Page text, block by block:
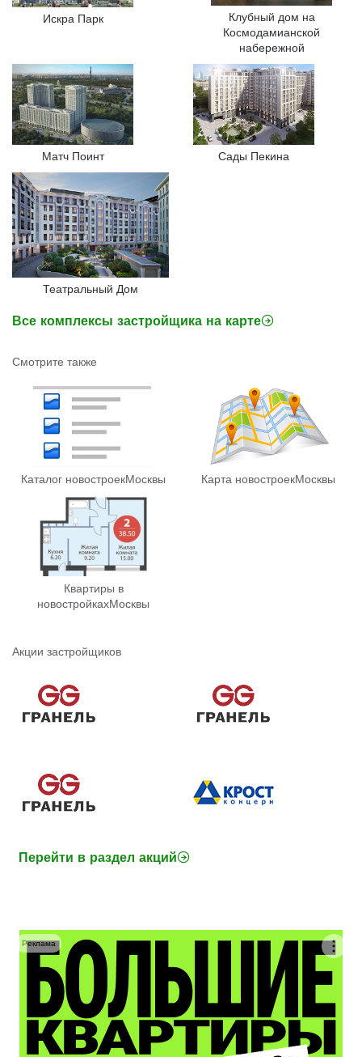
Искра Парк
Клубный дом на
Космодамианской
набережной
Матч Поинт Сады Пекина
Театральный Дом
Все комплексы застройщика на карте
Смотрите также
Каталог новостроекМосквы Карта новостроекМосквы
Квартиры в
новостройкахМосквы
Акции застройщиков
Перейти в раздел акций
Реклама